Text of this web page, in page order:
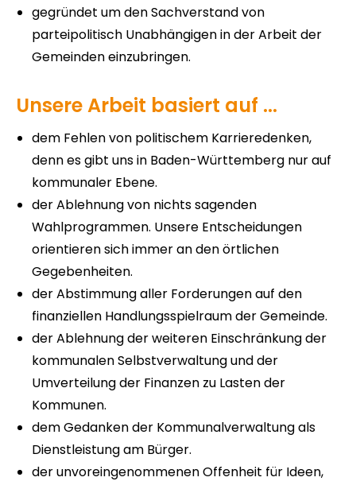
gegründet um den Sachverstand von
parteipolitisch Unabhängigen in der Arbeit der
Gemeinden einzubringen.
Unsere Arbeit basiert auf ...
dem Fehlen von politischem Karrieredenken,
denn es gibt uns in Baden-Württemberg nur auf
kommunaler Ebene.
der Ablehnung von nichts sagenden
Wahlprogrammen. Unsere Entscheidungen
orientieren sich immer an den örtlichen
Gegebenheiten.
der Abstimmung aller Forderungen auf den
finanziellen Handlungsspielraum der Gemeinde.
der Ablehnung der weiteren Einschränkung der
kommunalen Selbstverwaltung und der
Umverteilung der Finanzen zu Lasten der
Kommunen.
dem Gedanken der Kommunalverwaltung als
Dienstleistung am Bürger.
der unvoreingenommenen Offenheit für Ideen,